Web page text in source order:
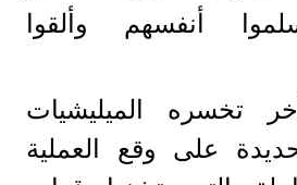
أنفسهم وألقوا
تخسره الميليشيات
على وقع العملية